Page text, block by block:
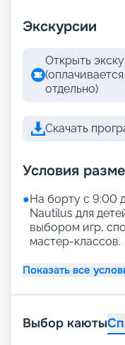
Экскурсии
Открыть
отдельно)
Скачать
Условия
●На борту с 9:00
Nautilus для
выбором игр,
мастер-классов.
Показать все
Выбор каюты